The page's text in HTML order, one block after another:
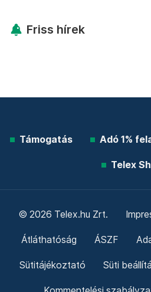
Friss hírek
Támogatás Adó 1%
Telex
© 2026 Telex.hu Zrt.
Átláthatóság ÁSZF
Sütitájékoztató Süti